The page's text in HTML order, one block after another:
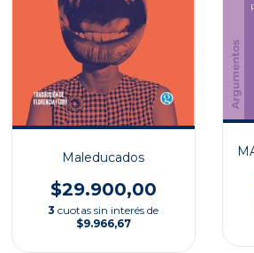
Maleducados
$29.900,00
3 cuotas sin interés de
$9.966,67